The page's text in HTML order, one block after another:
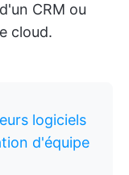
CRM ou
cloud.
logiciels
d'équipe